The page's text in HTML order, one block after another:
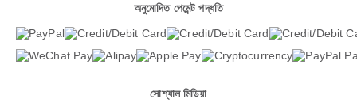
অনুমোদিত পেমেন্ট পদ্ধতি
সোশ্যাল মিডিয়া